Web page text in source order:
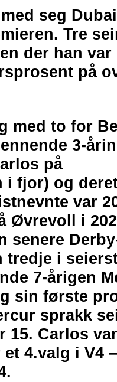
seg
Tre
der han
på
med to for
3-
på
i fjor) og
var
Øvrevoll i
senere
tredje i
7-årigen
sin første
sprakk
15. Carlos
4.valg i V4